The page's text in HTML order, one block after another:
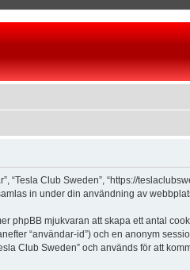
Club Sweden”, “https://
in under din användning av
phpBB mjukvaran att skapa ett antal
“användar-id”) och en anonym
Club Sweden” och används för att